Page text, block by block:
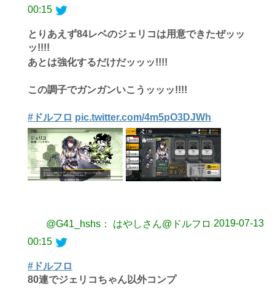
00:15
とりあえず84レベのジェリコは用意できたぜッッ
ッ!!!!
あとは強化するだけだッッッ!!!!
この調子でガンガンいこうッッッ!!!!
#ドルフロ pic.twitter.com/4m5pO3DJWh
@G41_hshs： はやしさん@ドルフロ 2019-07-13
00:15
#ドルフロ
80連でジェリコちゃん以外コンプ